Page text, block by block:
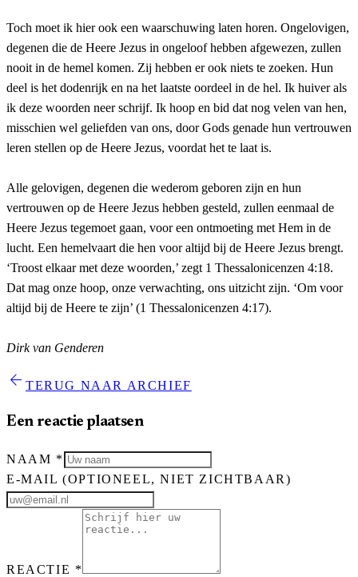
Toch moet ik hier ook een waarschuwing laten horen. Ongelovigen,
degenen die de Heere Jezus in ongeloof hebben afgewezen, zullen
nooit in de hemel komen. Zij hebben er ook niets te zoeken. Hun
deel is het dodenrijk en na het laatste oordeel in de hel. Ik huiver als
ik deze woorden neer schrijf. Ik hoop en bid dat nog velen van hen,
misschien wel geliefden van ons, door Gods genade hun vertrouwen
leren stellen op de Heere Jezus, voordat het te laat is.
Alle gelovigen, degenen die wederom geboren zijn en hun
vertrouwen op de Heere Jezus hebben gesteld, zullen eenmaal de
Heere Jezus tegemoet gaan, voor een ontmoeting met Hem in de
lucht. Een hemelvaart die hen voor altijd bij de Heere Jezus brengt.
‘Troost elkaar met deze woorden,’ zegt 1 Thessalonicenzen 4:18.
Dat mag onze hoop, onze verwachting, ons uitzicht zijn. ‘Om voor
altijd bij de Heere te zijn’ (1 Thessalonicenzen 4:17).
Dirk van Genderen
arrow_back TERUG NAAR ARCHIEF
Een reactie plaatsen
NAAM *
E-MAIL(OPTIONEEL, NIET ZICHTBAAR)
REACTIE *